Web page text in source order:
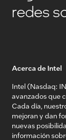
redes
Acerca de Intel
Intel (Nasdaq:
avanzados que
Cada día,
mejoran y dan
nuevas
información